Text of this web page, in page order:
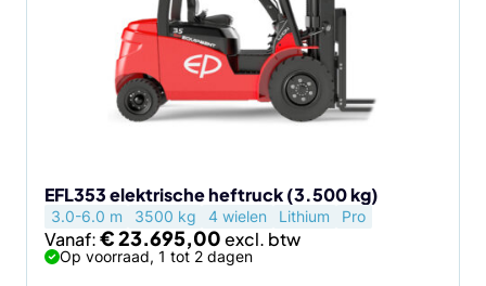
EFL353 elektrische heftruck (3.500 kg)
3.0-6.0 m 3500 kg 4 wielen Lithium Pro
Vanaf:€23.695,00
Op voorraad, 1 tot 2 dagen
de
productpagina